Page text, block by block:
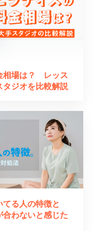
相場は？ レッス
タジオを比較解説
てる人の特徴と
合わないと感じた